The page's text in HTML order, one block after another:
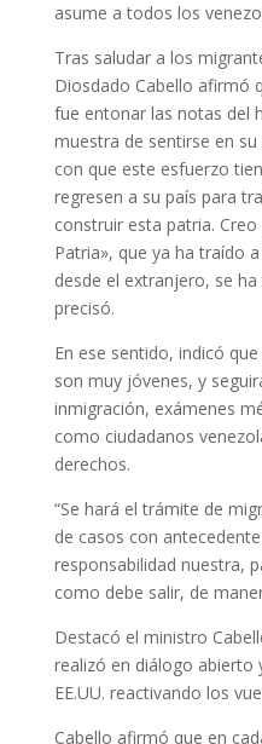
asume a todos los
Tras saludar a los
Diosdado Cabello afirmó
fue entonar las notas del
muestra de sentirse en
con que este esfuerzo
regresen a su país para
construir esta patria. Creo
Patria», que ya ha traído
desde el extranjero, se
precisó.
En ese sentido, indicó
son muy jóvenes, y
inmigración, exámenes
como ciudadanos
derechos.
“Se hará el trámite de
de casos con
responsabilidad nuestra,
como debe salir, de
Destacó el ministro
realizó en diálogo abierto
EE.UU. reactivando los
Cabello afirmó que en